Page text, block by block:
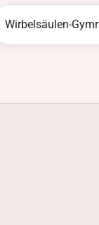
Wirbelsäulen-